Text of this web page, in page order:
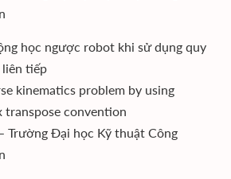
học ngược robot khi sử dụng quy
liên tiếp
kinematics problem by using
convention
Trường Đại học Kỹ thuật Công